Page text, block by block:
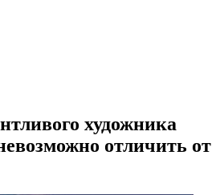
художника
отличить от